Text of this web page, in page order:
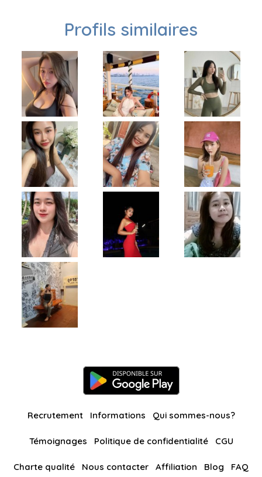
Profils similaires
Recrutement Informations Qui sommes-nous?
Témoignages Politique de confidentialité CGU
Charte qualité Nous contacter Affiliation Blog FAQ